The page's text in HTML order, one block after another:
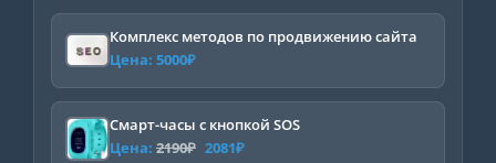
Комплекс методов по продвижению сайта
Цена: 5000₽
Смарт-часы с кнопкой SOS
Цена: 2190₽ Первоначальная
2081₽Текущая